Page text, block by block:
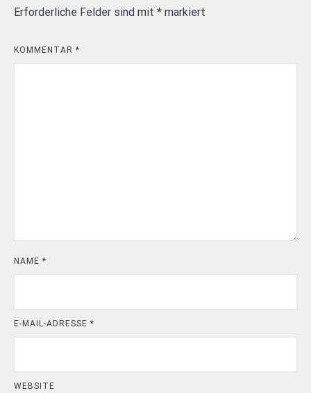
Erforderliche Felder sind mit * markiert
KOMMENTAR *
NAME *
E-MAIL-ADRESSE *
WEBSITE